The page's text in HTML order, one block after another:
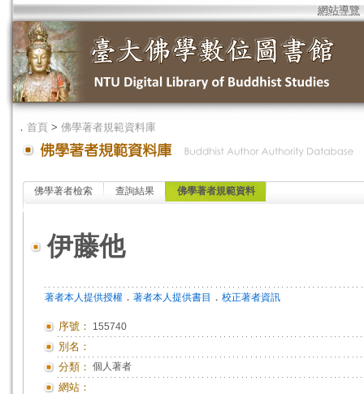
網站導覽
． 首頁 > 佛學著者規範資料庫
佛學著者檢索 查詢結果 佛學著者規範資料
伊藤他
著者本人提供授權 ． 著者本人提供書目 ． 校正著者資訊
序號： 155740
別名：
分類： 個人著者
網站：